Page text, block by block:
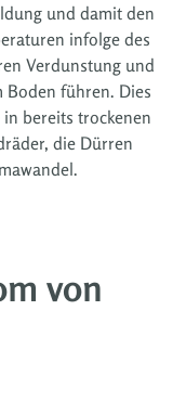
und damit den
infolge des
Verdunstung und
Boden führen. Dies
bereits trockenen
die Dürren
von